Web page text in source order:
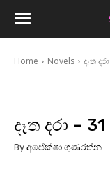
Home Novels දෑත දරා
දෑත දරා – 31
By අපේක්ෂා ගුණරත්න